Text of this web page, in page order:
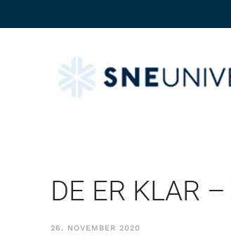
DE ER KLAR
26. NOVEMBER 2020